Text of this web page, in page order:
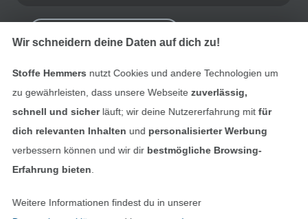
Finde mehr Inspiration
Wir schneidern deine Daten auf dich zu!
Stoffe Hemmers nutzt Cookies und andere Technologien um
zu gewährleisten, dass unsere Webseite zuverlässig,
schnell und sicherläuft; wir deine Nutzererfahrung mitfür
dich relevanten Inhalten und personalisierter Werbung
verbessern können und wir dir bestmögliche Browsing-
Erfahrung bieten
Weitere Informationen findest du in unserer